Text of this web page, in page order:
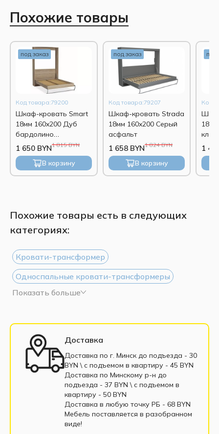
Похожие товары
под заказ
Код товара:79200
Шкаф-кровать Smart
18мм 160x200 Дуб
бардолино
натуральный1 815 BYN
1 650 BYN
В корзину
под заказ
Код товара:79207
Шкаф-кровать Strada
18мм 160x200 Серый
асфальт
1 824 BYN
1 658 BYN
В корзину
под
Код
1
Похожие товары есть в следующих
категориях:
Кровати-трансформер
Односпальные кровати-трансформеры
Шкафы-кровати 90x200
Шкафы-кровати 160x200
Двуспальные кровати-трансформеры
Мебель-трансформер в рассрочку
Шкафы-кровати с диваном
Кровати-трансформеры горизонтальные
Показать больше
Доставка
Доставка по г. Минск до подъезда - 30
BYN \ c подъемом в квартиру - 45 BYN
Доставка по Минскому р-н до
подъезда - 37 BYN \ c подъемом в
квартиру - 50 BYN
Доставка в любую точку РБ - 68 BYN
Мебель поставляется в разобранном
виде!